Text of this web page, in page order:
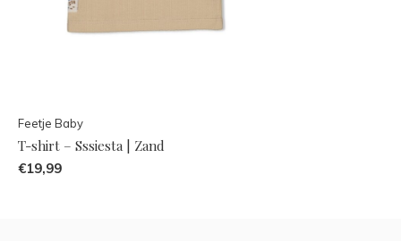
Feetje Baby
T-shirt – Sssiesta | Zand
€19,99